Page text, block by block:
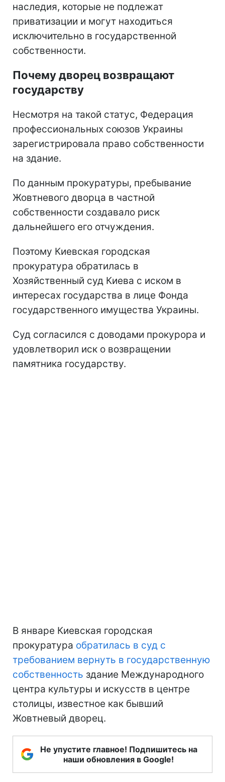
наследия, которые не подлежат
приватизации и могут находиться
исключительно в государственной
собственности.
Почему дворец возвращают
государству
Несмотря на такой статус, Федерация
профессиональных союзов Украины
зарегистрировала право собственности
на здание.
По данным прокуратуры, пребывание
Жовтневого дворца в частной
собственности создавало риск
дальнейшего его отчуждения.
Поэтому Киевская городская
прокуратура обратилась в
Хозяйственный суд Киева с иском в
интересах государства в лице Фонда
государственного имущества Украины.
Суд согласился с доводами прокурора и
удовлетворил иск о возвращении
памятника государству.
В январе Киевская городская
прокуратура обратилась в суд с
требованием вернуть в государственную
собственность здание Международного
центра культуры и искусств в центре
столицы, известное как бывший
Жовтневый дворец.
Не упустите главное! Подпишитесь на
наши обновления в Google!